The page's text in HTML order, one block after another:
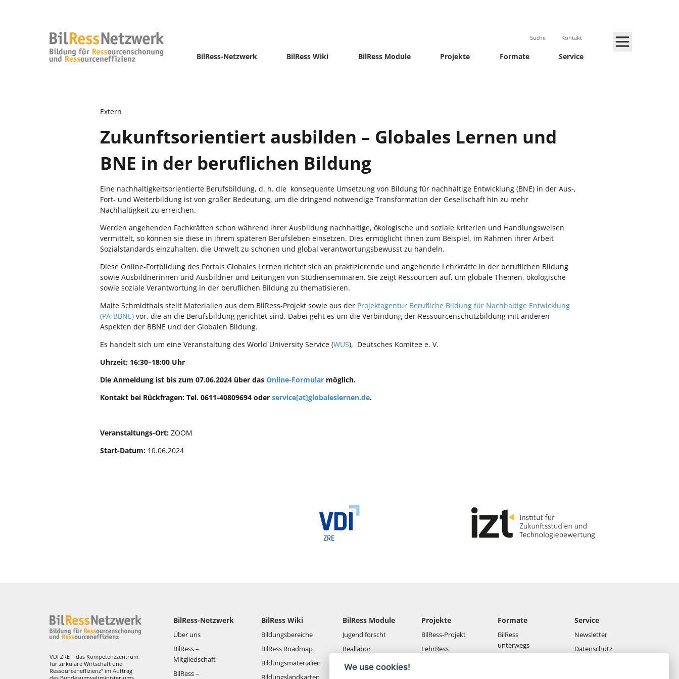
Suche Kontakt
BilRess-Netzwerk BilRess Wiki BilRess Module Projekte Formate Service
Extern
Zukunftsorientiert ausbilden – Globales Lernen und
BNE in der beruflichen Bildung
Eine nachhaltigkeitsorientierte Berufsbildung, d. h. die konsequente Umsetzung von Bildung für nachhaltige Entwicklung (BNE) in der Aus-,
Fort- und Weiterbildung ist von großer Bedeutung, um die dringend notwendige Transformation der Gesellschaft hin zu mehr
Nachhaltigkeit zu erreichen.
Werden angehenden Fachkräften schon während ihrer Ausbildung nachhaltige, ökologische und soziale Kriterien und Handlungsweisen
vermittelt, so können sie diese in ihrem späteren Berufsleben einsetzen. Dies ermöglicht ihnen zum Beispiel, im Rahmen ihrer Arbeit
Sozialstandards einzuhalten, die Umwelt zu schonen und global verantwortungsbewusst zu handeln.
Diese Online-Fortbildung des Portals Globales Lernen richtet sich an praktizierende und angehende Lehrkräfte in der beruflichen Bildung
sowie Ausbildnerinnen und Ausbildner und Leitungen von Studienseminaren. Sie zeigt Ressourcen auf, um globale Themen, ökologische
sowie soziale Verantwortung in der beruflichen Bildung zu thematisieren.
Malte Schmidthals stellt Materialien aus dem BilRess-Projekt sowie aus der Projektagentur Berufliche Bildung für Nachhaltige Entwicklung
(PA-BBNE)vor, die an die Berufsbildung gerichtet sind. Dabei geht es um die Verbindung der Ressourcenschutzbildung mit anderen
Aspekten der BBNE und der Globalen Bildung.
Es handelt sich um eine Veranstaltung des World University Service (WUS), Deutsches Komitee e. V.
Uhrzeit: 16:30–18:00 Uhr
Die Anmeldung ist bis zum 07.06.2024 über das Online-Formularmöglich.
Kontakt bei Rückfragen: Tel. 0611-40809694 oder service[at]globaleslernen.de.
Veranstaltungs-Ort:ZOOM
Start-Datum:10.06.2024
We use cookies!
VDI ZRE – das Kompetenzzentrum
für zirkuläre Wirtschaft und
Ressourceneffizienz“ im Auftrag
BilRess-Netzwerk
Über uns
BilRess –
Mitgliedschaft
BilRess –
BilRess Wiki
Bildungsbereiche
BilRess Roadmap
Bildungsmaterialien
Bildungslandkarten
BilRess Module
Jugend forscht
Reallabor
Lernspiele
Projekte
BilRess-Projekt
LehrRess
Formate
BilRess
unterwegs
Service
Newsletter
Datenschutz